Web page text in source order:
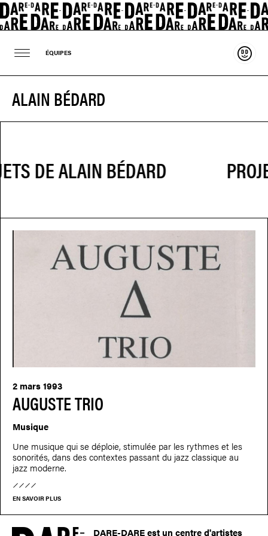
ÉQUIPES
ALAIN BÉDARD
AUGUSTE TRIO
2 mars 1993
Musique
Une musique qui se déploie, stimulée par les rythmes et les
sonorités, dans des contextes passant du jazz classique au
jazz moderne.
EN SAVOIR PLUS
DARE-DARE est un centre d'artistes